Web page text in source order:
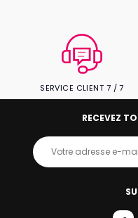
SERVICE CLIENT 7 / 7
RECEVEZ